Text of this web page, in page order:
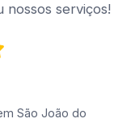
nossos serviços!
São João do